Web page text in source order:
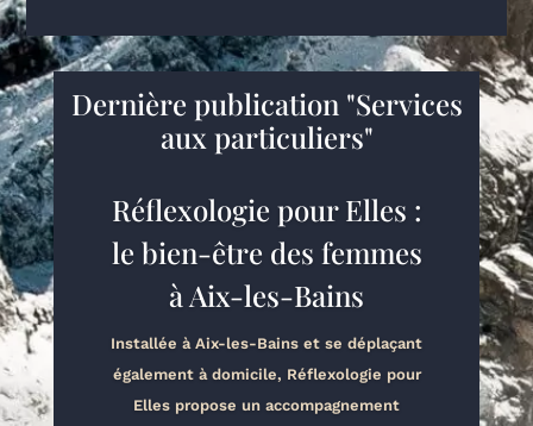
Dernière publication "Services
aux particuliers"
Réflexologie pour Elles :
le bien-être des femmes
à Aix-les-Bains
Installée à Aix-les-Bains et se déplaçant
également à domicile, Réflexologie pour
Elles propose un accompagnement